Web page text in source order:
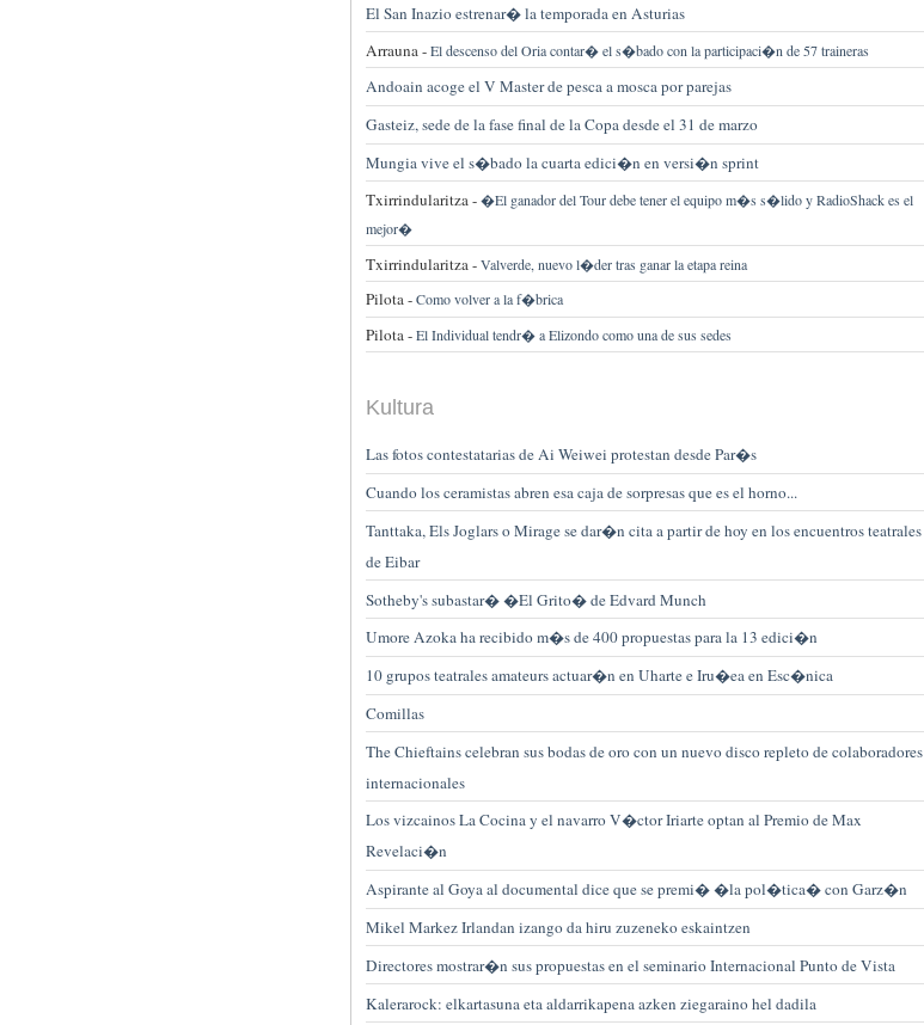
El San Inazio estrenar� la temporada en Asturias
Arrauna -El descenso del Oria contar� el s�bado con la participaci�n de 57 traineras
Andoain acoge el V Master de pesca a mosca por parejas
Gasteiz, sede de la fase final de la Copa desde el 31 de marzo
Mungia vive el s�bado la cuarta edici�n en versi�n sprint
Txirrindularitza -�El ganador del Tour debe tener el equipo m�s s�lido y RadioShack es el
mejor�
Txirrindularitza -Valverde, nuevo l�der tras ganar la etapa reina
Pilota -Como volver a la f�brica
Pilota -El Individual tendr� a Elizondo como una de sus sedes
Kultura
Las fotos contestatarias de Ai Weiwei protestan desde Par�s
Cuando los ceramistas abren esa caja de sorpresas que es el horno...
Tanttaka, Els Joglars o Mirage se dar�n cita a partir de hoy en los encuentros teatrales
de Eibar
Sotheby's subastar� �El Grito� de Edvard Munch
Umore Azoka ha recibido m�s de 400 propuestas para la 13 edici�n
10 grupos teatrales amateurs actuar�n en Uharte e Iru�ea en Esc�nica
Comillas
The Chieftains celebran sus bodas de oro con un nuevo disco repleto de colaboradores
internacionales
Los vizcainos La Cocina y el navarro V�ctor Iriarte optan al Premio de Max
Revelaci�n
Aspirante al Goya al documental dice que se premi� �la pol�tica� con Garz�n
Mikel Markez Irlandan izango da hiru zuzeneko eskaintzen
Directores mostrar�n sus propuestas en el seminario Internacional Punto de Vista
Kalerarock: elkartasuna eta aldarrikapena azken ziegaraino hel dadila